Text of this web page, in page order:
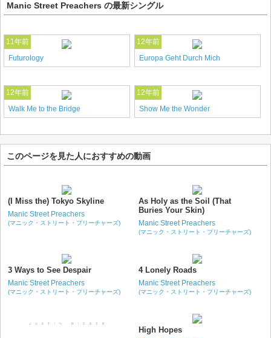
Manic Street Preachers の最新シングル
11年前
Futurology
12年前
Europa Geht Durch Mich
12年前
Walk Me to the Bridge
12年前
Show Me the Wonder
このページを見た人におすすめの動画
(I Miss the) Tokyo Skyline
Manic Street Preachers
(マニック・ストリート・プリーチャーズ)
As Holy as the Soil (That
Buries Your Skin)
Manic Street Preachers
(マニック・ストリート・プリーチャーズ)
3 Ways to See Despair
Manic Street Preachers
(マニック・ストリート・プリーチャーズ)
4 Lonely Roads
Manic Street Preachers
(マニック・ストリート・プリーチャーズ)
High Hopes